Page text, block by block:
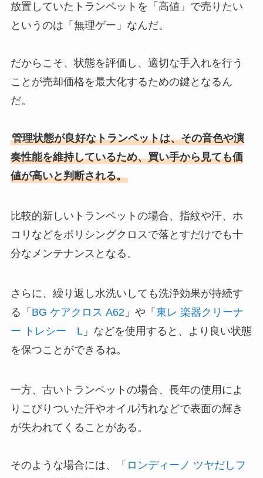
放置していたトランペットを「高値」で売りたい
というのは「無理ゲー」なんだ。
だからこそ、状態を評価し、適切な手入れを行う
ことが売却価格を最大化するための鍵となるん
だ。
管理状態が良好なトランペットは、その音色や演
奏性能を維持しているため、買い手から見ても価
値が高いと判断される。
比較的新しいトランペットの場合、指紋や汗、ホ
コリなどをポリシングクロスで落とすだけでも十
分なメンテナンスとなる。
さらに、繰り返し水洗いしても洗浄効果が持続す
る「 BG ケアクロス A62 」や「 東レ 楽器クリーナ
ー トレシー L」などを使用すると、より良い状態
を保つことができるね。
一方、古いトランペットの場合、長年の使用によ
りこびりついた汗やオイル汚れなどで表面の輝き
が失われてくることがある。
そのような場合には、「 ロンディーノ ツヤだしフ